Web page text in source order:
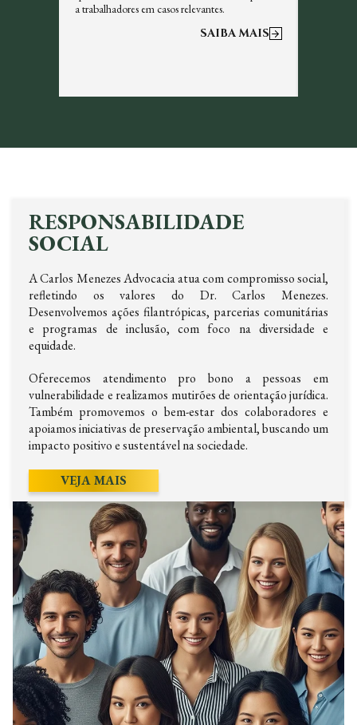
a trabalhadores em casos relevantes.
SAIBA MAIS
RESPONSABILIDADE
SOCIAL
A Carlos Menezes Advocacia atua com compromisso social,
refletindo os valores do Dr. Carlos Menezes.
Desenvolvemos ações filantrópicas, parcerias comunitárias
e programas de inclusão, com foco na diversidade e
equidade.
Oferecemos atendimento pro bono a pessoas em
vulnerabilidade e realizamos mutirões de orientação jurídica.
Também promovemos o bem-estar dos colaboradores e
apoiamos iniciativas de preservação ambiental, buscando um
impacto positivo e sustentável na sociedade.
VEJA MAIS